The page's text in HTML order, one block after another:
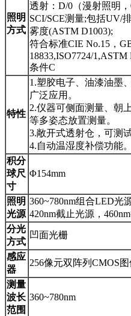
照明
方式
透射：D/0（漫射照明，
SCI/SCE测量;包括UV/
雾度(ASTM D1003);
符合标准CIE No.15，
18833,ISO7724/1,ASTM
条件C
特性
1.塑胶电子、油漆油墨
广泛应用。
2.仪器可侧面测量、朝
等多姿态放置测量。
3.敞开式透射仓，可测
4.自动温湿度补偿功能。
积分
球尺
寸
Φ154mm
照明
光源
360~780nm组合LED光
420nm截止光源，
分光
方式
凹面光栅
感应
器
256像元双阵列CMOS
测量
波长
范围
360~780nm